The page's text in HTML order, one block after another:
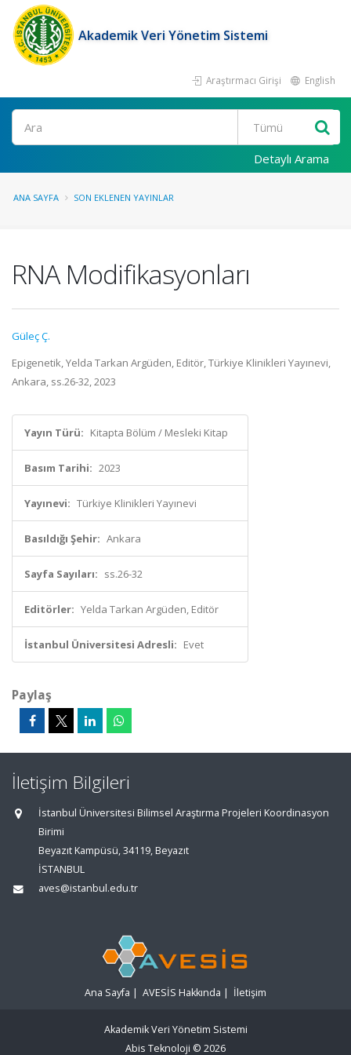
Akademik Veri Yönetim Sistemi
Araştırmacı Girişi English
Ara
Detaylı Arama
ANA SAYFA SON EKLENEN YAYINLAR
RNA Modifikasyonları
Güleç Ç.
Epigenetik, Yelda Tarkan Argüden, Editör, Türkiye Klinikleri Yayınevi,
Ankara, ss.26-32, 2023
Yayın Türü: Kitapta Bölüm / Mesleki Kitap
Basım Tarihi: 2023
Yayınevi: Türkiye Klinikleri Yayınevi
Basıldığı Şehir: Ankara
Sayfa Sayıları: ss.26-32
Editörler: Yelda Tarkan Argüden, Editör
İstanbul Üniversitesi Adresli: Evet
Paylaş
İletişim Bilgileri
İstanbul Üniversitesi Bilimsel Araştırma Projeleri Koordinasyon
Birimi
Beyazıt Kampüsü, 34119, Beyazıt
İSTANBUL
aves@istanbul.edu.tr
Ana Sayfa | AVESİS Hakkında | İletişim
Akademik Veri Yönetim Sistemi
Abis Teknoloji © 2026